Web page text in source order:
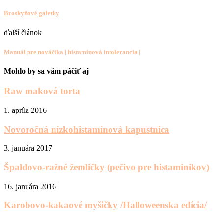
Broskyňové galetky
ďalší článok
Manuál pre nováčika | histamínová intolerancia |
Mohlo by sa vám páčiť aj
Raw maková torta
1. apríla 2016
Novoročná nízkohistamínová kapustnica
3. januára 2017
Špaldovo-ražné žemličky (pečivo pre histaminikov)
16. januára 2016
Karobovo-kakaové myšičky /Halloweenska edícia/